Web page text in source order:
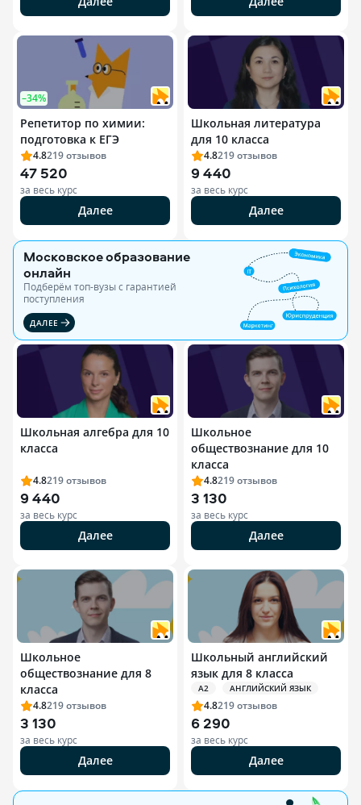
–34%
Репетитор по химии:
подготовка к ЕГЭ
4.8219отзывов
47 520
за весь курс
Далее
Школьная литература
для 10 класса
4.8219отзывов
9 440
за весь курс
Далее
Московское образование
онлайн
Подберём топ-вузы c гарантией
поступления
ДАЛЕЕ
Школьная алгебра для 10
класса
4.8219отзывов
9 440
за весь курс
Далее
Школьное
обществознание для 10
класса
4.8219отзывов
3 130
за весь курс
Далее
Школьное
обществознание для 8
класса
4.8219отзывов
3 130
за весь курс
Далее
Школьный английский
язык для 8 класса
A2 АНГЛИЙСКИЙ ЯЗЫК
4.8219отзывов
6 290
за весь курс
Далее